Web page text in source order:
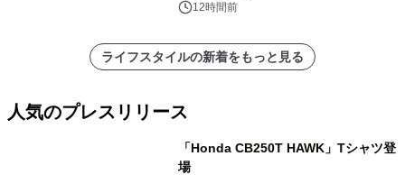
スの2施設で
12時間前
ライフスタイルの新着をもっと見る
人気のプレスリリース
「Honda CB250T HAWK」Tシャツ登
場